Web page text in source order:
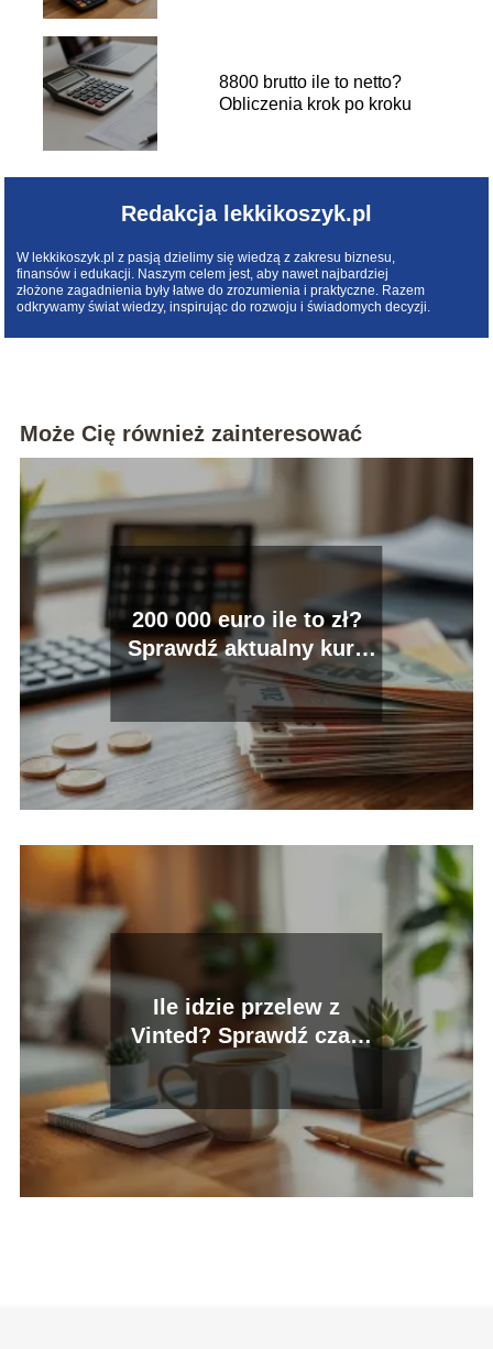
8800 brutto ile to netto?
Obliczenia krok po kroku
Redakcja lekkikoszyk.pl
W lekkikoszyk.pl z pasją dzielimy się wiedzą z zakresu biznesu,
finansów i edukacji. Naszym celem jest, aby nawet najbardziej
złożone zagadnienia były łatwe do zrozumienia i praktyczne. Razem
odkrywamy świat wiedzy, inspirując do rozwoju i świadomych decyzji.
Może Cię również zainteresować
200 000 euro ile to zł?
Sprawdź aktualny kurs
wymiany!
Ile idzie przelew z
Vinted? Sprawdź czas
realizacji transakcji